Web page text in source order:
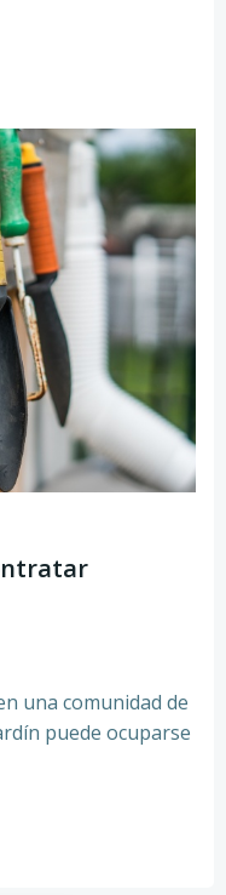
una comunidad de
puede ocuparse